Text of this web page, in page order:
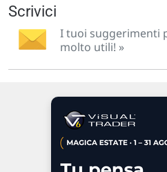
Scrivici
I tuoi suggerimenti
molto utili! »
47923
P.IVA 02